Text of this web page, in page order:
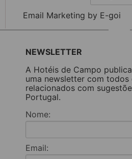
Email Marketing by E-goi
NEWSLETTER
A Hotéis de Campo
uma newsletter com
relacionados com
Portugal.
Nome:
Email: